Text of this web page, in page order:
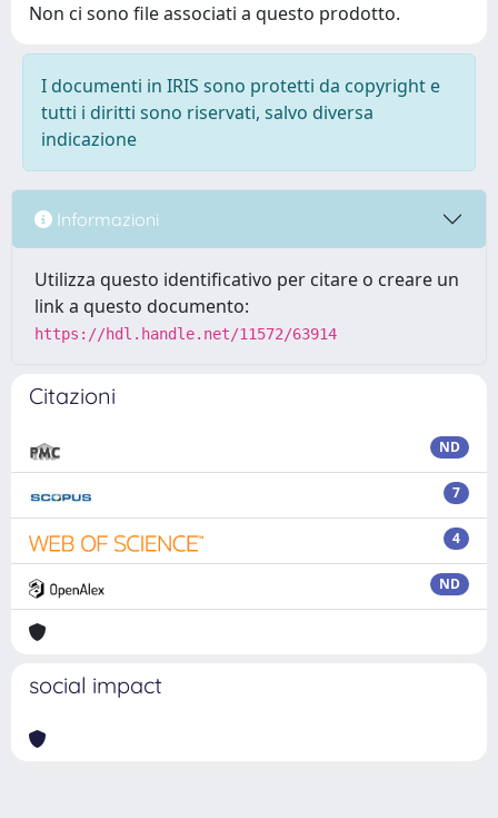
Non ci sono file associati a questo prodotto.
I documenti in IRIS sono protetti da copyright e
tutti i diritti sono riservati, salvo diversa
indicazione
Informazioni
Utilizza questo identificativo per citare o creare un
link a questo documento:
https://hdl.handle.net/11572/63914
Citazioni
ND
7
4
ND
social impact